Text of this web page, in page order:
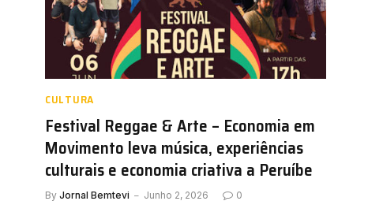
CULTURA
Festival Reggae & Arte – Economia em
Movimento leva música, experiências
culturais e economia criativa a Peruíbe
By Jornal Bemtevi Junho 2, 2026 0